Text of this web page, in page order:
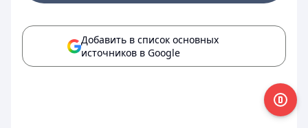
Добавить в список основных
источников в Google